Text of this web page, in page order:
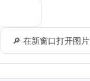
🔎 在新窗口打开图片